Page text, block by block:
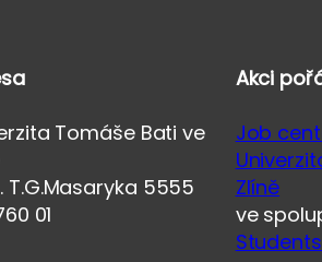
Tomáše Bati ve
T.G.Masaryka 5555
01
Akci
Job
Zlíně
ve